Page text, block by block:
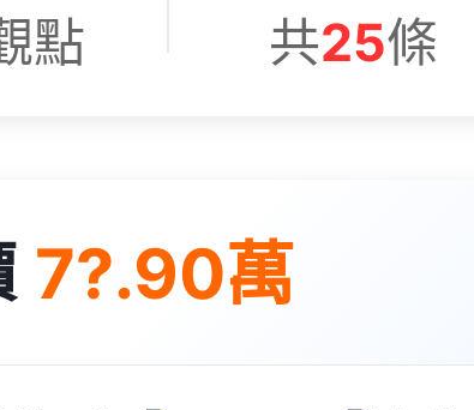
點 共25條
7?.90萬